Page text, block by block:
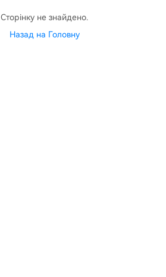
Сторінку не знайдено.
Назад на Головну